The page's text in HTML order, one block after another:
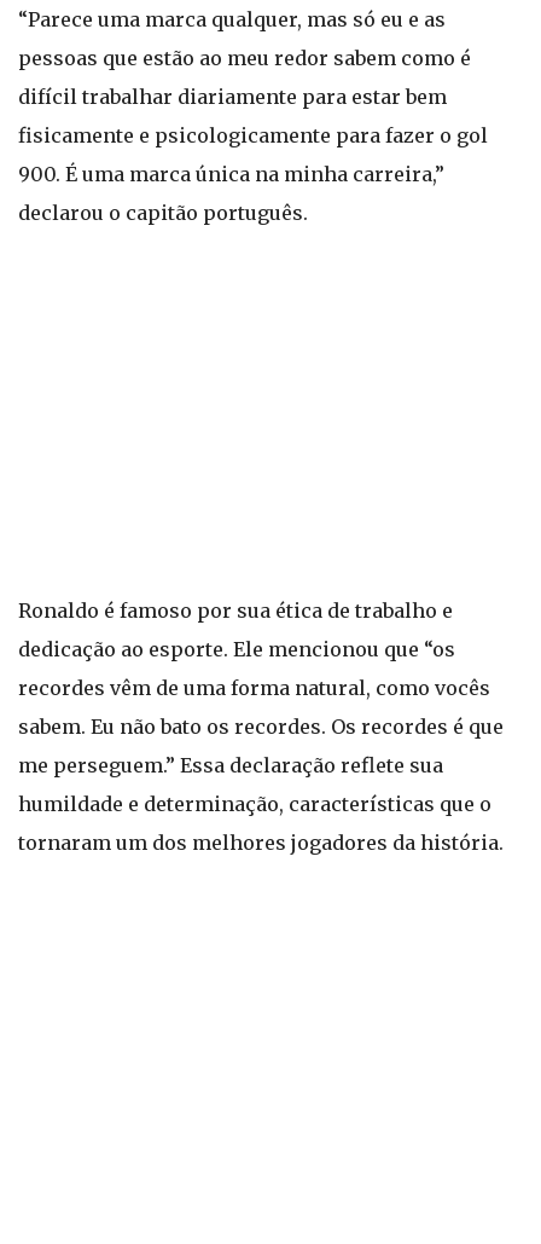
“Parece uma marca qualquer, mas só eu e as
pessoas que estão ao meu redor sabem como é
difícil trabalhar diariamente para estar bem
fisicamente e psicologicamente para fazer o gol
900. É uma marca única na minha carreira,”
declarou o capitão português.
Ronaldo é famoso por sua ética de trabalho e
dedicação ao esporte. Ele mencionou que “os
recordes vêm de uma forma natural, como vocês
sabem. Eu não bato os recordes. Os recordes é que
me perseguem.” Essa declaração reflete sua
humildade e determinação, características que o
tornaram um dos melhores jogadores da história.